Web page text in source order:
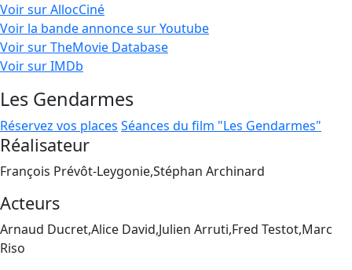
Voir sur AllocCiné
Voir la bande annonce sur Youtube
Voir sur TheMovie Database
Voir sur IMDb
Les Gendarmes
Réservez vos places Séances du film "Les Gendarmes"
Réalisateur
François Prévôt-Leygonie,Stéphan Archinard
Acteurs
Arnaud Ducret,Alice David,Julien Arruti,Fred Testot,Marc
Riso